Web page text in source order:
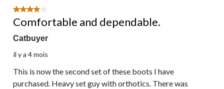
4 étoile(s) sur 5.
Comfortable and dependable.
Catbuyer
il y a 4 mois
This is now the second set of these boots I have
purchased. Heavy set guy with orthotics. There was